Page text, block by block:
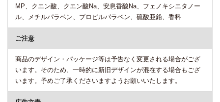
MP、クエン酸、クエン酸Na、安息香酸Na、フェノキシエタノー
ル、メチルパラベン、プロピルパラベン、硫酸亜鉛、香料
ご注意
商品のデザイン・パッケージ等は予告なく変更される場合がござ
います。そのため、一時的に新旧デザインが混在する場合もござ
います。予めご了承くださいますようお願いいたします。